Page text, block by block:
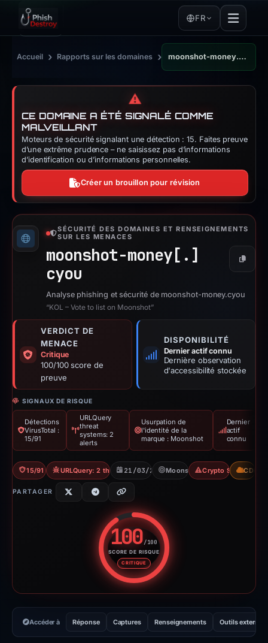
FR
Accueil › Rapports sur les domaines › moonshot-money.cyou
⚠️
CE DOMAINE A ÉTÉ SIGNALÉ COMME
MALVEILLANT
Moteurs de sécurité signalant une détection : 15. Faites preuve
d’une extrême prudence – ne saisissez pas d’informations
d’identification ou d’informations personnelles.
Créer un brouillon pour révision
SÉCURITÉ DES DOMAINES ET RENSEIGNEMENTS
SUR LES MENACES
moonshot-money[.]
cyou
Copier
Analyse phishing et sécurité de moonshot-money.cyou
“KOL – Vote to list on Moonshot”
VERDICT DE
MENACE
Critique
100/100 score de
preuve
DISPONIBILITÉ
Dernier actif connu
Dernière observation
d'accessibilité stockée
SIGNAUX DE RISQUE
Détections
VirusTotal :
15/91
URLQuery
threat
systems: 2
alerts
Usurpation de
l'identité de la
marque : Moonshot
Dernier
actif
connu
15/91 VT URLQuery: 2 threat alerts21/03/2026Moonshot Crypto ScamCDN
PARTAGER
100/100
SCORE DE RISQUE
CRITIQUE
Score de risque : 100 sur
Accéder à Réponse Captures Renseignements Outils externes